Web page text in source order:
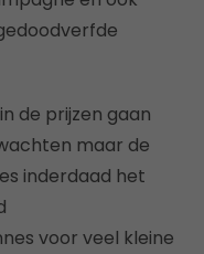
de prijzen gaan
maar de
inderdaad het
voor veel kleine